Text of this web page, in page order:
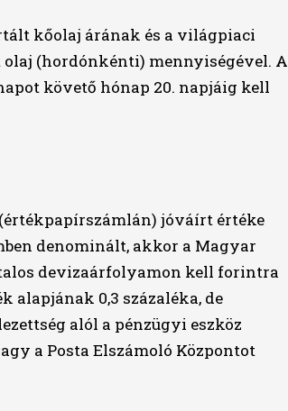
kőolaj árának és a világpiaci
(hordónkénti) mennyiségével. A
követő hónap 20. napjáig kell
jóváírt értéke
denominált, akkor a Magyar
devizaárfolyamon kell forintra
0,3 százaléka, de
alól a pénzügyi eszköz
a Posta Elszámoló Központot